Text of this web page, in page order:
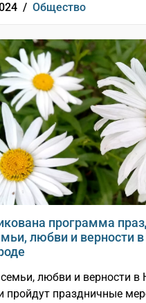
/ Общество
программа
любви и верности
любви и верности в
пройдут праздничные